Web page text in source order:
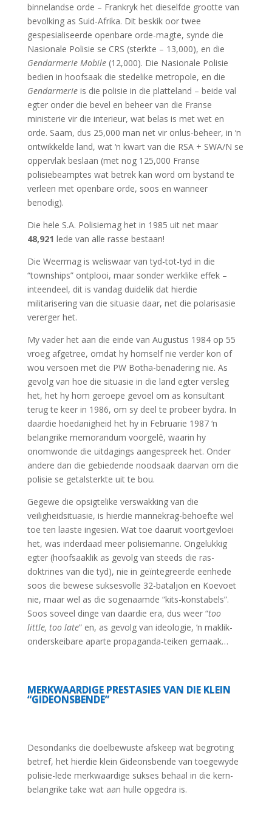
binnelandse orde – Frankryk het dieselfde grootte van
bevolking as Suid-Afrika. Dit beskik oor twee
gespesialiseerde openbare orde-magte, synde die
Nasionale Polisie se CRS (sterkte – 13,000), en die
Gendarmerie Mobile(12,000). Die Nasionale Polisie
bedien in hoofsaak die stedelike metropole, en die
Gendarmerieis die polisie in die platteland – beide val
egter onder die bevel en beheer van die Franse
ministerie vir die interieur, wat belas is met wet en
orde. Saam, dus 25,000 man net vir onlus-beheer, in ‘n
ontwikkelde land, wat ‘n kwart van die RSA + SWA/N se
oppervlak beslaan (met nog 125,000 Franse
polisiebeamptes wat betrek kan word om bystand te
verleen met openbare orde, soos en wanneer
benodig).
Die hele S.A. Polisiemag het in 1985 uit net maar
48,921 lede van alle rasse bestaan!
Die Weermag is weliswaar van tyd-tot-tyd in die
“townships” ontplooi, maar sonder werklike effek –
inteendeel, dit is vandag duidelik dat hierdie
militarisering van die situasie daar, net die polarisasie
vererger het.
My vader het aan die einde van Augustus 1984 op 55
vroeg afgetree, omdat hy homself nie verder kon of
wou versoen met die PW Botha-benadering nie. As
gevolg van hoe die situasie in die land egter versleg
het, het hy hom geroepe gevoel om as konsultant
terug te keer in 1986, om sy deel te probeer bydra. In
daardie hoedanigheid het hy in Februarie 1987 ‘n
belangrike memorandum voorgelê, waarin hy
onomwonde die uitdagings aangespreek het. Onder
andere dan die gebiedende noodsaak daarvan om die
polisie se getalsterkte uit te bou.
Gegewe die opsigtelike verswakking van die
veiligheidsituasie, is hierdie mannekrag-behoefte wel
toe ten laaste ingesien. Wat toe daaruit voortgevloei
het, was inderdaad meer polisiemanne. Ongelukkig
egter (hoofsaaklik as gevolg van steeds die ras-
doktrines van die tyd), nie in geïntegreerde eenhede
soos die bewese suksesvolle 32-bataljon en Koevoet
nie, maar wel as die sogenaamde “kits-konstabels”.
Soos soveel dinge van daardie era, dus weer “too
little, too late” en, as gevolg van ideologie, ‘n maklik-
onderskeibare aparte propaganda-teiken gemaak…
MERKWAARDIGE PRESTASIES VAN DIE KLEIN
“GIDEONSBENDE”
Desondanks die doelbewuste afskeep wat begroting
betref, het hierdie klein Gideonsbende van toegewyde
polisie-lede merkwaardige sukses behaal in die kern-
belangrike take wat aan hulle opgedra is.